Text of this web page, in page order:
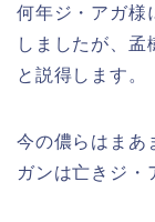
何年ジ・アガ様
しましたが、孟
と説得します。
今の儂らはまあ
ガンは亡きジ・